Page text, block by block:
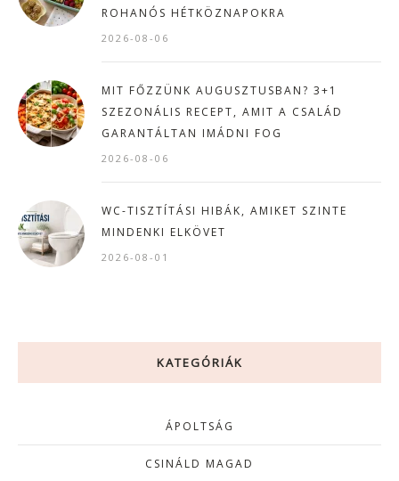
ROHANÓS HÉTKÖZNAPOKRA
2026-08-06
MIT FŐZZÜNK AUGUSZTUSBAN? 3+1
SZEZONÁLIS RECEPT, AMIT A CSALÁD
GARANTÁLTAN IMÁDNI FOG
2026-08-06
WC-TISZTÍTÁSI HIBÁK, AMIKET SZINTE
MINDENKI ELKÖVET
2026-08-01
KATEGÓRIÁK
ÁPOLTSÁG
CSINÁLD MAGAD